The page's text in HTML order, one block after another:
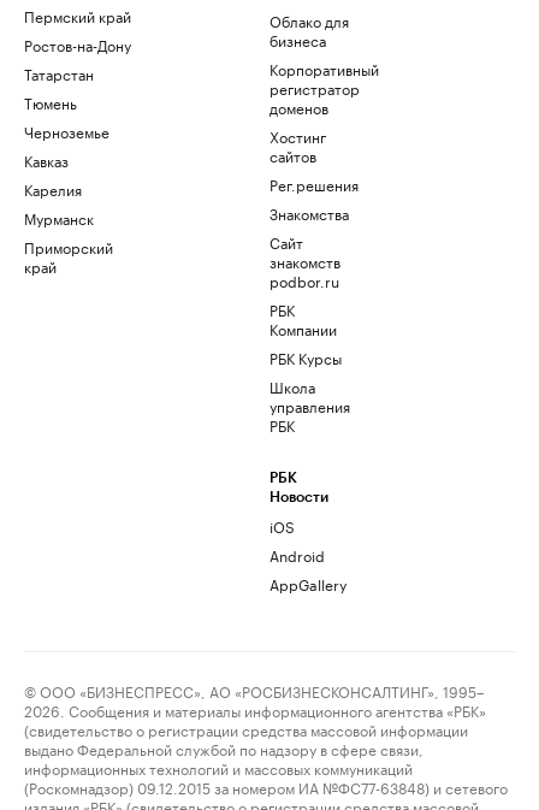
Пермский край
Ростов-на-Дону
Татарстан
Тюмень
Черноземье
Кавказ
Карелия
Мурманск
Приморский
край
Облако для
бизнеса
Корпоративный
регистратор
доменов
Хостинг
сайтов
Рег.решения
Знакомства
Сайт
знакомств
podbor.ru
РБК
Компании
РБК Курсы
Школа
управления
РБК
РБК
Новости
iOS
Android
AppGallery
© ООО «БИЗНЕСПРЕСС», АО «РОСБИЗНЕСКОНСАЛТИНГ», 1995–
2026. Сообщения и материалы информационного агентства «РБК»
(свидетельство о регистрации средства массовой информации
выдано Федеральной службой по надзору в сфере связи,
информационных технологий и массовых коммуникаций
(Роскомнадзор) 09.12.2015 за номером ИА №ФС77-63848) и сетевого